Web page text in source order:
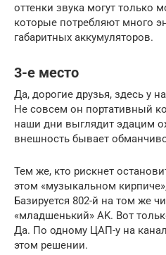
оттенки звука могут
которые потребляют много
габаритных аккумуляторов.
3-е место
Да, дорогие друзья, здесь у
Не совсем он портативный
наши дни выглядит эдацим
внешность бывает
Тем же, кто рискнет
этом «музыкальном
Базируется 802-й на том же
«младшенький» AK. Вот
Да. По одному ЦАП-у на
этом решении.